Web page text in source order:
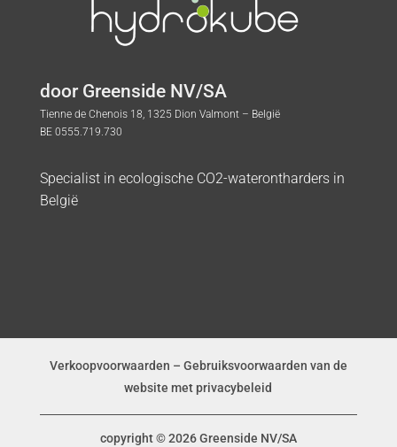
door Greenside NV/SA
Tienne de Chenois 18, 1325 Dion Valmont – België
BE 0555.719.730
Specialist in ecologische CO2-waterontharders in
België
Verkoopvoorwaarden – Gebruiksvoorwaarden van de
website met privacybeleid
copyright © 2026 Greenside NV/SA